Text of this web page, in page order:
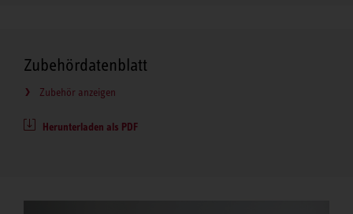
Zubehördatenblatt
Zubehör anzeigen
Herunterladen als PDF